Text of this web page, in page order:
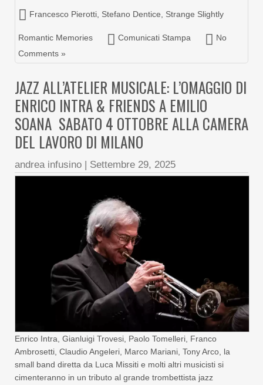
Francesco Pierotti Stefano Dentice Strange Slightly
Romantic Memories Comunicati Stampa
No
Comments »
JAZZ ALL’ATELIER MUSICALE: L’OMAGGIO DI
ENRICO INTRA & FRIENDS A EMILIO
SOANA SABATO 4 OTTOBRE ALLA CAMERA
DEL LAVORO DI MILANO
andrea infusino | Settembre 29, 2025
Enrico Intra, Gianluigi Trovesi, Paolo Tomelleri, Franco
Ambrosetti, Claudio Angeleri, Marco Mariani, Tony Arco, la
small band diretta da Luca Missiti e molti altri musicisti si
cimenteranno in un tributo al grande trombettista jazz